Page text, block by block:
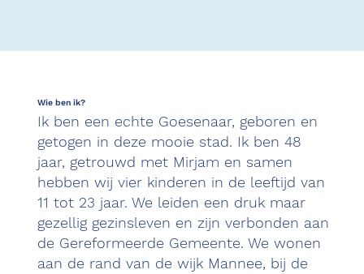
Wie ben ik?
Ik ben een echte Goesenaar, geboren en
getogen in deze mooie stad. Ik ben 48
jaar, getrouwd met Mirjam en samen
hebben wij vier kinderen in de leeftijd van
11 tot 23 jaar. We leiden een druk maar
gezellig gezinsleven en zijn verbonden aan
de Gereformeerde Gemeente. We wonen
aan de rand van de wijk Mannee, bij de